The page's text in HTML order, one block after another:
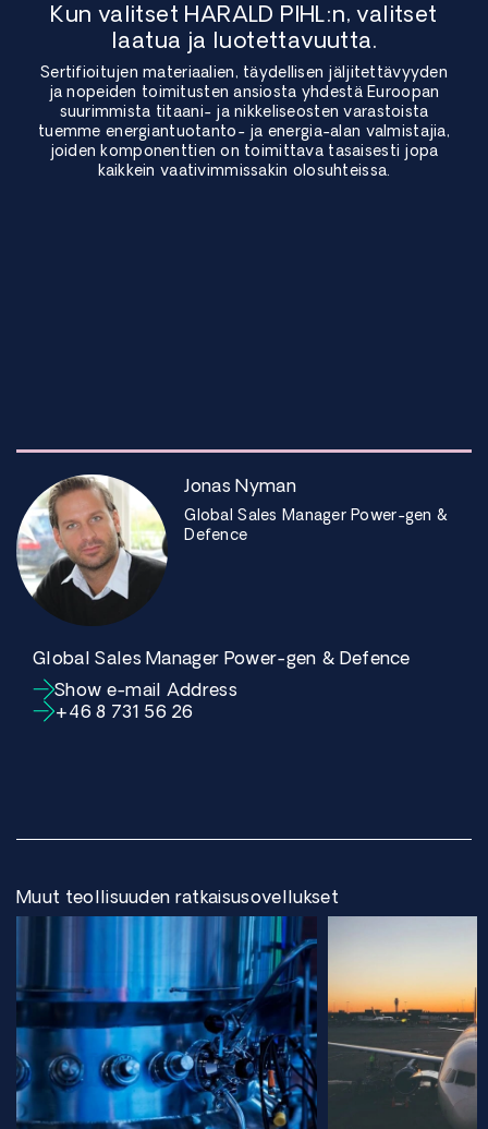
Kun valitset HARALD PIHL:n, valitset
laatua ja luotettavuutta.
Sertifioitujen materiaalien, täydellisen jäljitettävyyden
ja nopeiden toimitusten ansiosta yhdestä Euroopan
suurimmista titaani- ja nikkeliseosten varastoista
tuemme energiantuotanto- ja energia-alan valmistajia,
joiden komponenttien on toimittava tasaisesti jopa
kaikkein vaativimmissakin olosuhteissa.
Jonas Nyman
Global Sales Manager Power-gen &
Defence
Global Sales Manager Power-gen & Defence
Show e-mail Address
+46 8 731 56 26
Muut teollisuuden ratkaisusovellukset